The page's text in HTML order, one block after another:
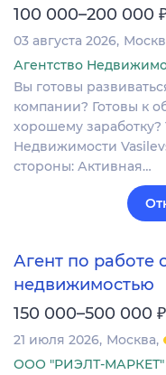
100 000–200 000
03 августа 2026
Агентство
Вы готовы
компании? Готовы к
хорошему заработку?
Недвижимости
стороны: Активная…
Агент по работе
недвижимостью
150 000–500 000 ₽
21 июля 2026 Москва
ООО "РИЭЛТ-МАРКЕТ"